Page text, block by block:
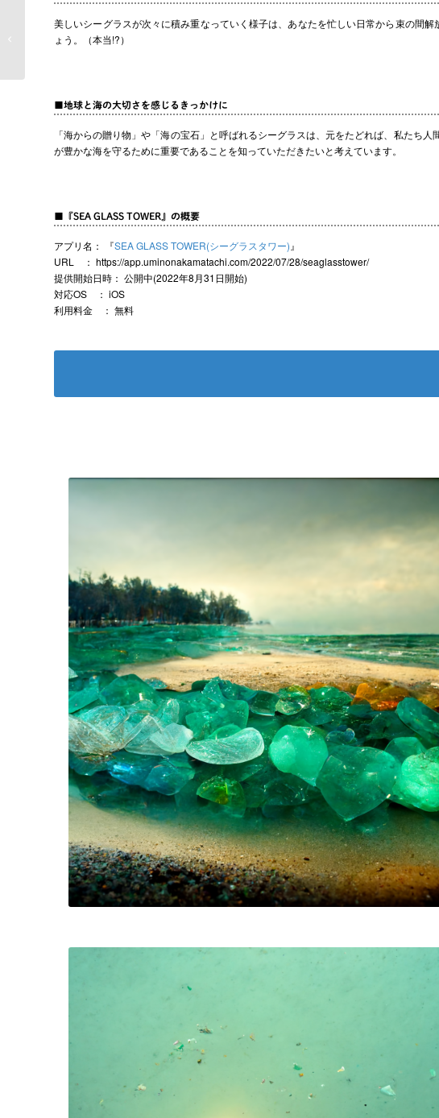
美しいシーグラスが次々に積み重なっていく様子は、あなたを忙しい日常から束の間
ょう。（本当!?）
■地球と海の大切さを感じるきっかけに
「海からの贈り物」や「海の宝石」と呼ばれるシーグラスは、元をたどれば、私たち
が豊かな海を守るために重要であることを知っていただきたいと考えています。
■『SEA GLASS TOWER』の概要
アプリ名： 『SEA GLASS TOWER(シーグラスタワー) 』
URL ： https://app.uminonakamatachi.com/2022/07/28/seaglasstower/
提供開始日時： 公開中(2022年8月31日開始)
対応OS ： iOS
利用料金 ： 無料
【やばい!ハマる…】チ
ンアナゴのゲームアプ